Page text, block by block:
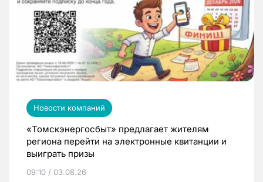
Новости компаний
«Томскэнергосбыт» предлагает жителям
региона перейти на электронные квитанции и
выиграть призы
09:10 / 03.08.26